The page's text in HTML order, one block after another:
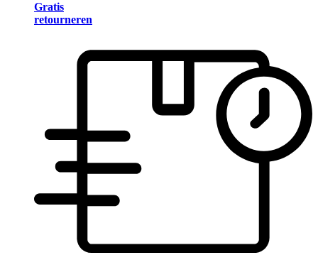
Gratis
retourneren